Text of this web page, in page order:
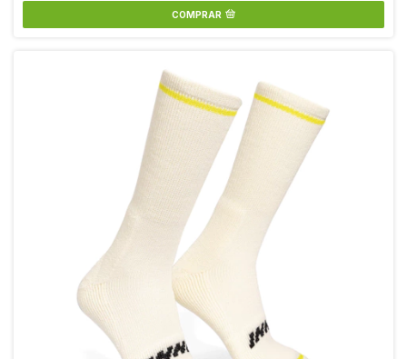
COMPRAR